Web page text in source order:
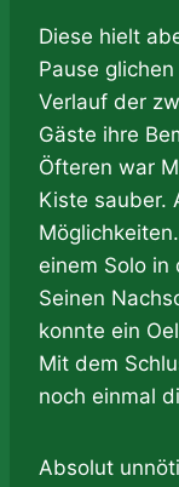
Diese hielt
Pause
Verlauf der
Gäste ihre
Öfteren war
Kiste sauber.
einem Solo in
Seinen
konnte ein
Mit dem
noch einmal
Absolut